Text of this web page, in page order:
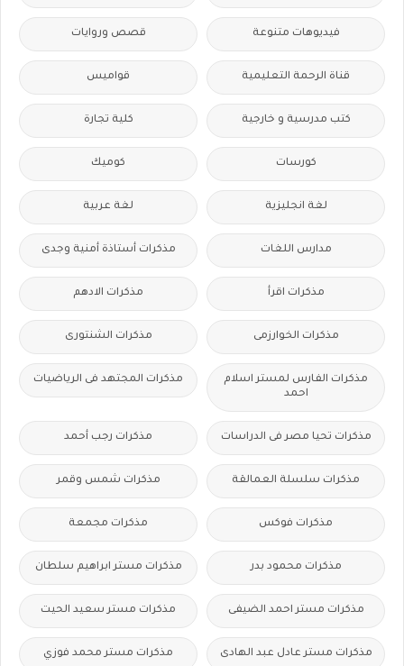
فيديوهات متنوعة قصص وروايات
قناة الرحمة التعليمية قواميس
كتب مدرسية و خارجية كلية تجارة
كورسات كوميك
لغة انجليزية لغة عربية
مدارس اللغات مذكرات أستاذة أمنية وجدى
مذكرات اقرأ مذكرات الادهم
مذكرات الخوارزمى مذكرات الشنتورى
مذكرات الفارس لمستر اسلام
احمد
مذكرات المجتهد فى الرياضيات
مذكرات تحيا مصر فى الدراسات مذكرات رجب أحمد
مذكرات سلسلة العمالقة مذكرات شمس وقمر
مذكرات فوكس مذكرات مجمعة
مذكرات محمود بدر مذكرات مستر ابراهيم سلطان
مذكرات مستر احمد الضيفى مذكرات مستر سعيد الحيت
مذكرات مستر عادل عبد الهادى مذكرات مستر محمد فوزي